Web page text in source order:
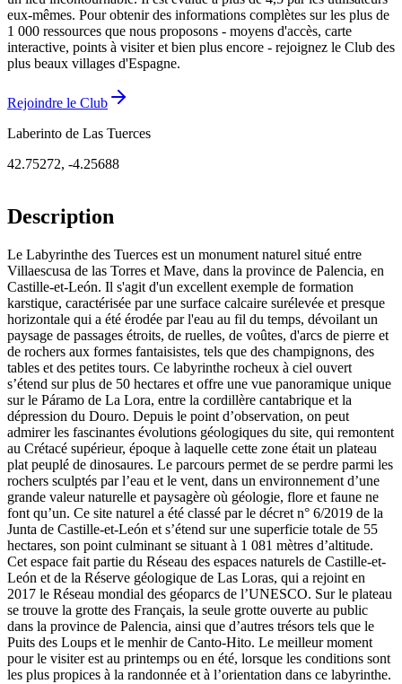
eux-mêmes. Pour obtenir des informations complètes sur les plus de
1 000 ressources que nous proposons - moyens d'accès, carte
interactive, points à visiter et bien plus encore - rejoignez le Club des
plus beaux villages d'Espagne.
Rejoindre le Club
Laberinto de Las Tuerces
42.75272, -4.25688
Description
Le Labyrinthe des Tuerces est un monument naturel situé entre
Villaescusa de las Torres et Mave, dans la province de Palencia, en
Castille-et-León. Il s'agit d'un excellent exemple de formation
karstique, caractérisée par une surface calcaire surélevée et presque
horizontale qui a été érodée par l'eau au fil du temps, dévoilant un
paysage de passages étroits, de ruelles, de voûtes, d'arcs de pierre et
de rochers aux formes fantaisistes, tels que des champignons, des
tables et des petites tours. Ce labyrinthe rocheux à ciel ouvert
s’étend sur plus de 50 hectares et offre une vue panoramique unique
sur le Páramo de La Lora, entre la cordillère cantabrique et la
dépression du Douro. Depuis le point d’observation, on peut
admirer les fascinantes évolutions géologiques du site, qui remontent
au Crétacé supérieur, époque à laquelle cette zone était un plateau
plat peuplé de dinosaures. Le parcours permet de se perdre parmi les
rochers sculptés par l’eau et le vent, dans un environnement d’une
grande valeur naturelle et paysagère où géologie, flore et faune ne
font qu’un. Ce site naturel a été classé par le décret n° 6/2019 de la
Junta de Castille-et-León et s’étend sur une superficie totale de 55
hectares, son point culminant se situant à 1 081 mètres d’altitude.
Cet espace fait partie du Réseau des espaces naturels de Castille-et-
León et de la Réserve géologique de Las Loras, qui a rejoint en
2017 le Réseau mondial des géoparcs de l’UNESCO. Sur le plateau
se trouve la grotte des Français, la seule grotte ouverte au public
dans la province de Palencia, ainsi que d’autres trésors tels que le
Puits des Loups et le menhir de Canto-Hito. Le meilleur moment
pour le visiter est au printemps ou en été, lorsque les conditions sont
les plus propices à la randonnée et à l’orientation dans ce labyrinthe.